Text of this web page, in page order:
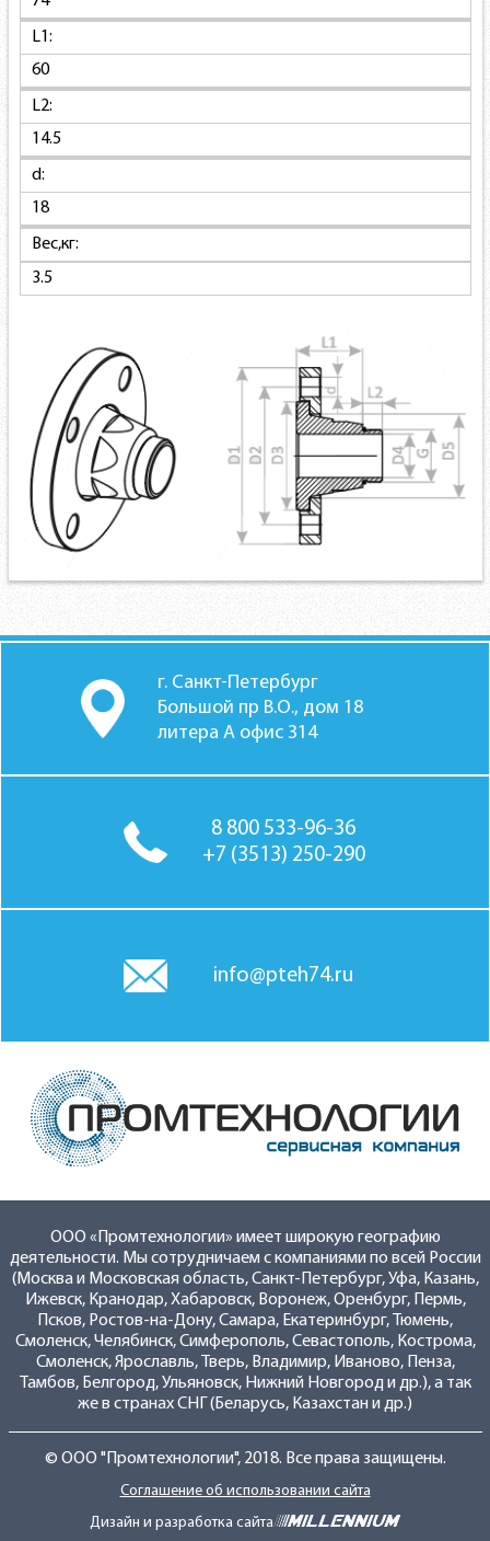
L1:
60
L2:
14.5
d:
18
Вес,кг:
3.5
г. Санкт-Петербург
Большой пр В.О., дом 18
литера А офис 314
8 800 533-96-36
+7 (3513) 250-290
info@pteh74.ru
ООО «Промтехнологии» имеет широкую географию
деятельности. Мы сотрудничаем с компаниями по всей России
(Москва и Московская область, Санкт-Петербург, Уфа, Казань,
Ижевск, Кранодар, Хабаровск, Воронеж, Оренбург, Пермь,
Псков, Ростов-на-Дону, Самара, Екатеринбург, Тюмень,
Смоленск, Челябинск, Симферополь, Севастополь, Кострома,
Смоленск, Ярославль, Тверь, Владимир, Иваново, Пенза,
Тамбов, Белгород, Ульяновск, Нижний Новгород и др.), а так
же в странах СНГ (Беларусь, Казахстан и др.)
© ООО "Промтехнологии", 2018. Все права защищены.
Соглашение об использовании сайта
Дизайн и разработка сайта